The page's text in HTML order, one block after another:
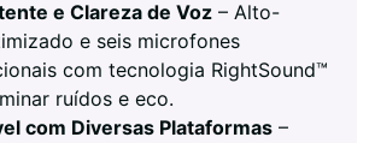
e Clareza de Voz – Alto-
e seis microfones
com tecnologia RightSound™
ruídos e eco.
com Diversas Plataformas –